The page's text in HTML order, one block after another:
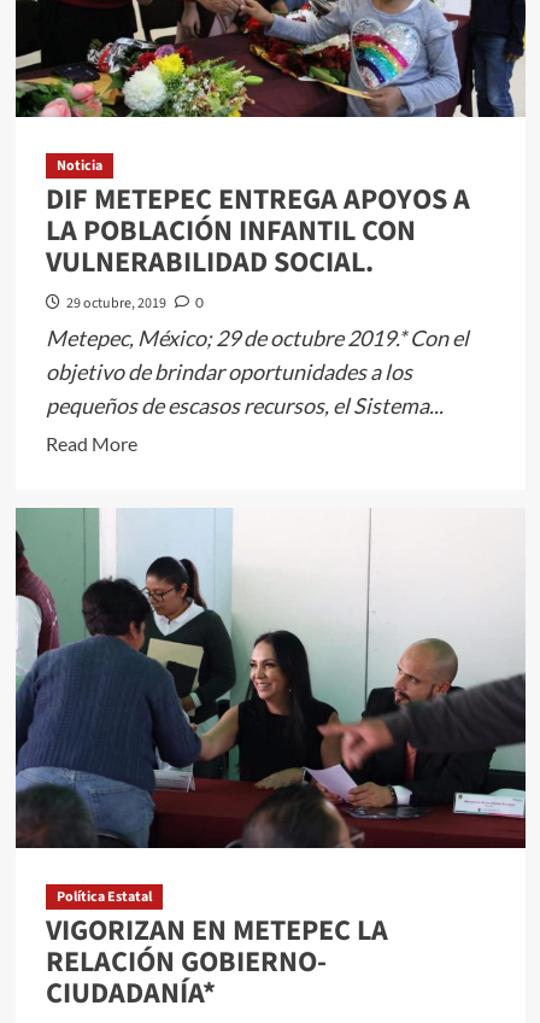
HERRERA
Y
LOS
SONES
ANAYA.
Noticia
DIF METEPEC ENTREGA APOYOS A
LA POBLACIÓN INFANTIL CON
VULNERABILIDAD SOCIAL.
29 octubre, 2019 0
Metepec, México; 29 de octubre 2019.* Con el
objetivo de brindar oportunidades a los
pequeños de escasos recursos, el Sistema...
Read MoreRead
about
METEPEC
ENTREGA
APOYOS
A
POBLACIÓN
INFANTIL
CON
VULNERABILIDAD
SOCIAL.
Política Estatal
VIGORIZAN EN METEPEC LA
RELACIÓN GOBIERNO-
CIUDADANÍA*